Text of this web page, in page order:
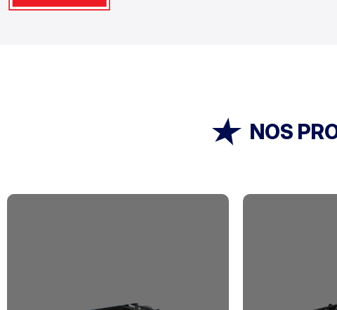
NOS